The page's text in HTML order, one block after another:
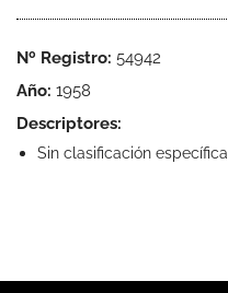
Nº Registro: 54942
Año: 1958
Descriptores:
Sin clasificación específica